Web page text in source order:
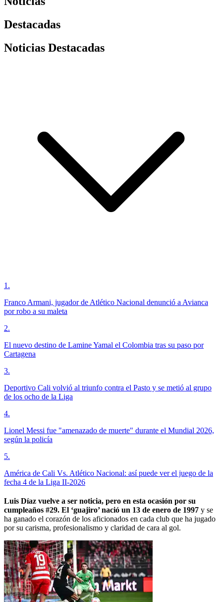
Destacadas
Noticias Destacadas
1 .
Franco Armani, jugador de Atlético Nacional denunció a Avianca
por robo a su maleta
2.
El nuevo destino de Lamine Yamal el Colombia tras su paso por
Cartagena
3.
Deportivo Cali volvió al triunfo contra el Pasto y se metió al grupo
de los ocho de la Liga
4.
Lionel Messi fue "amenazado de muerte" durante el Mundial 2026,
según la policía
5.
América de Cali Vs. Atlético Nacional: así puede ver el juego de la
fecha 4 de la Liga II-2026
Luis Díaz vuelve a ser noticia, pero en esta ocasión por su
cumpleaños #29. El ‘guajiro’ nació un 13 de enero de 1997 y se
ha ganado el corazón de los aficionados en cada club que ha jugado
por su carisma, profesionalismo y claridad de cara al gol.